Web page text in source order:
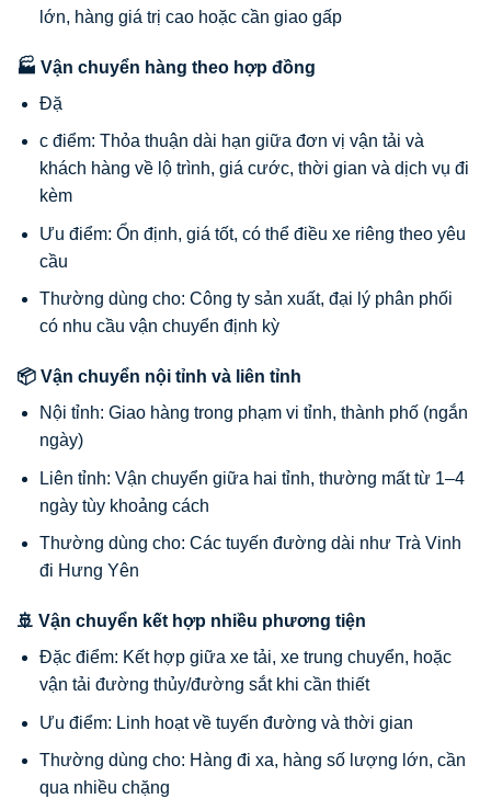
lớn, hàng giá trị cao hoặc cần giao gấp
🏭 Vận chuyển hàng theo hợp đồng
Đặ
c điểm: Thỏa thuận dài hạn giữa đơn vị vận tải và
khách hàng về lộ trình, giá cước, thời gian và dịch vụ đi
kèm
Ưu điểm: Ổn định, giá tốt, có thể điều xe riêng theo yêu
cầu
Thường dùng cho: Công ty sản xuất, đại lý phân phối
có nhu cầu vận chuyển định kỳ
📦 Vận chuyển nội tỉnh và liên tỉnh
Nội tỉnh: Giao hàng trong phạm vi tỉnh, thành phố (ngắn
ngày)
Liên tỉnh: Vận chuyển giữa hai tỉnh, thường mất từ 1–4
ngày tùy khoảng cách
Thường dùng cho: Các tuyến đường dài như Trà Vinh
đi Hưng Yên
🚢 Vận chuyển kết hợp nhiều phương tiện
Đặc điểm: Kết hợp giữa xe tải, xe trung chuyển, hoặc
vận tải đường thủy/đường sắt khi cần thiết
Ưu điểm: Linh hoạt về tuyến đường và thời gian
Thường dùng cho: Hàng đi xa, hàng số lượng lớn, cần
qua nhiều chặng